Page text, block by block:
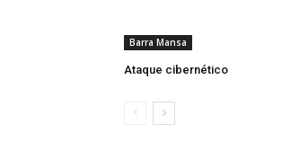
Barra Mansa
Ataque cibernético